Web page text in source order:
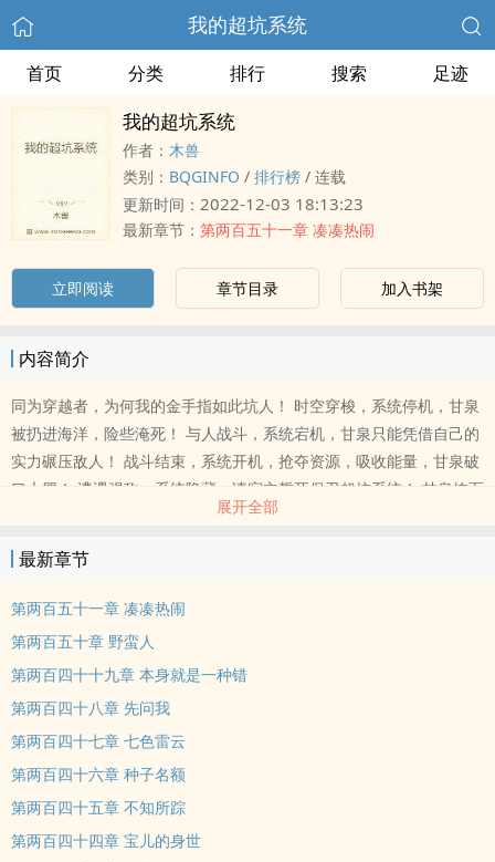
我的超坑系统
首页 分类 排行 搜索 足迹
我的超坑系统
作者： 木兽
类别： BQGINFO / 排行榜 / 连载
更新时间： 2022-12-03 18:13:23
最新章节： 第两百五十一章 凑凑热闹
立即阅读 章节目录 加入书架
内容简介
同为穿越者，为何我的金手指如此坑人！ 时空穿梭，系统停机，甘泉
被扔进海洋，险些淹死！ 与人战斗，系统宕机，甘泉只能凭借自己的
实力碾压敌人！ 战斗结束，系统开机，抢夺资源，吸收能量，甘泉破
口大骂！ 遭遇强敌，系统隐藏，请宿主誓死保卫超坑系统！ 甘泉掩面
痛哭，这个世界太不友......好了！ 没有这个超坑系统我可能早就无敌
【收起】
本站提示：各位书友要是觉得《我的超坑系统》还不错的话请不要忘
展开全部
最新章节
第两百五十一章 凑凑热闹
第两百五十章 野蛮人
第两百四十十九章 本身就是一种错
第两百四十八章 先问我
第两百四十七章 七色雷云
第两百四十六章 种子名额
第两百四十五章 不知所踪
第两百四十四章 宝儿的身世